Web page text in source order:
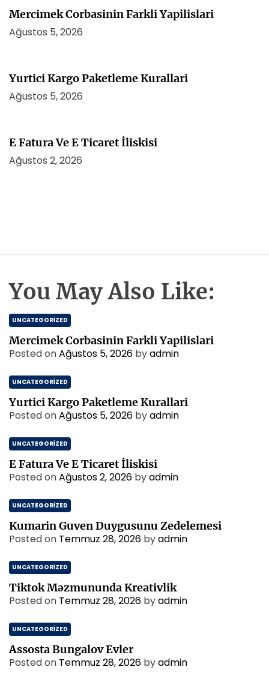
Mercimek Corbasinin Farkli Yapilislari
Ağustos 5, 2026
Yurtici Kargo Paketleme Kurallari
Ağustos 5, 2026
E Fatura Ve E Ticaret İliskisi
Ağustos 2, 2026
You May Also Like:
UNCATEGORIZED
Mercimek Corbasinin Farkli Yapilislari
Posted onAğustos 5, 2026 byadmin
UNCATEGORIZED
Yurtici Kargo Paketleme Kurallari
Posted onAğustos 5, 2026 byadmin
UNCATEGORIZED
E Fatura Ve E Ticaret İliskisi
Posted onAğustos 2, 2026 byadmin
UNCATEGORIZED
Kumarin Guven Duygusunu Zedelemesi
Posted on Temmuz 28, 2026 byadmin
UNCATEGORIZED
Tiktok Məzmununda Kreativlik
Posted on Temmuz 28, 2026 byadmin
UNCATEGORIZED
Assosta Bungalov Evler
Posted on Temmuz 28, 2026 byadmin